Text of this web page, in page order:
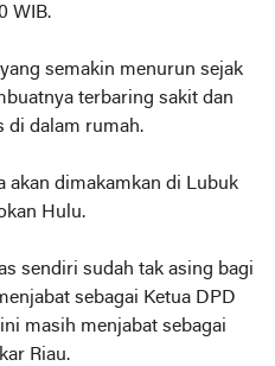
WIB.
semakin menurun sejak
terbaring sakit dan
di dalam rumah.
akan dimakamkan di Lubuk
Hulu.
sendiri sudah tak asing bagi
sebagai Ketua DPD
masih menjabat sebagai
Riau.